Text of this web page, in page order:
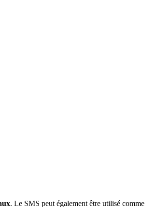
. Le SMS peut également être utilisé comme